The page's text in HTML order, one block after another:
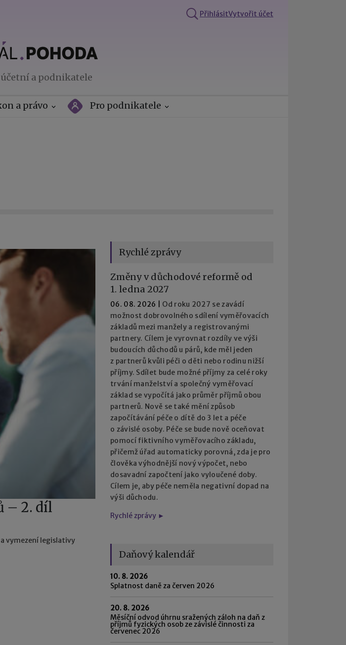
PřihlásitVytvořit účet
a podnikatele
a právo Pro podnikatele
– 2. díl
vymezení legislativy
Rychlé zprávy
Změny v důchodové reformě od
1. ledna 2027
06. 08. 2026
Od roku 2027 se zavádí
možnost dobrovolného sdílení vyměřovacích
základů mezi manžely a registrovanými
partnery. Cílem je vyrovnat rozdíly ve výši
budoucích důchodů u párů, kde měl jeden
z partnerů kvůli péči o děti nebo rodinu nižší
příjmy. Sdílet bude možné příjmy za celé roky
trvání manželství a společný vyměřovací
základ se vypočítá jako průměr příjmů obou
partnerů. Nově se také mění způsob
započítávání péče o dítě do 3 let a péče
o závislé osoby. Péče se bude nově oceňovat
pomocí fiktivního vyměřovacího základu,
přičemž úřad automaticky porovná, zda je pro
člověka výhodnější nový výpočet, nebo
dosavadní započtení jako vyloučené doby.
Cílem je, aby péče neměla negativní dopad na
výši důchodu.
Rychlé zprávy ►
Daňový kalendář
10. 8. 2026
Splatnost daně za červen 2026
20. 8. 2026
Měsíční odvod úhrnu sražených záloh na daň z
příjmů fyzických osob ze závislé činnosti za
červenec 2026